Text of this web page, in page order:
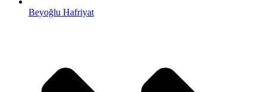
Beyoğlu Hafriyat